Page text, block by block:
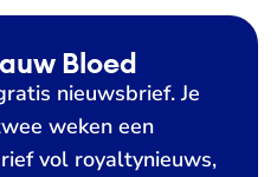
Bloed
nieuwsbrief. Je
weken een
vol royaltynieuws,